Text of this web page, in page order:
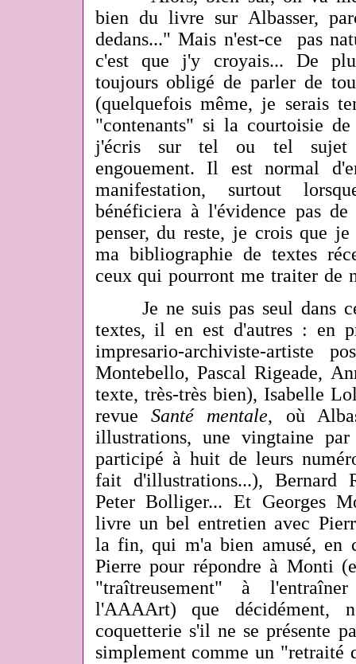
bien du livre sur Albasser,
dedans..." Mais n'est-ce pas
c'est que j'y croyais... De
toujours obligé de parler de
(quelquefois même, je serais
"contenants" si la courtoisie
j'écris sur tel ou tel sujet
engouement. Il est normal
manifestation, surtout
bénéficiera à l'évidence pas
penser, du reste, je crois que
ma bibliographie de textes
ceux qui pourront me traiter de
Je ne suis pas seul dans
textes, il en est d'autres : en
impresario-archiviste-artiste
Montebello, Pascal Rigeade,
texte, très-très bien), Isabelle
revue Santé mentale, où
illustrations, une vingtaine
participé à huit de leurs
fait d'illustrations...), Bernard
Peter Bolliger... Et Georges
livre un bel entretien avec
la fin, qui m'a bien amusé, en
Pierre pour répondre à Monti
"traîtreusement" à
l'AAAArt) que décidément,
coquetterie s'il ne se présente
simplement comme un "retraité